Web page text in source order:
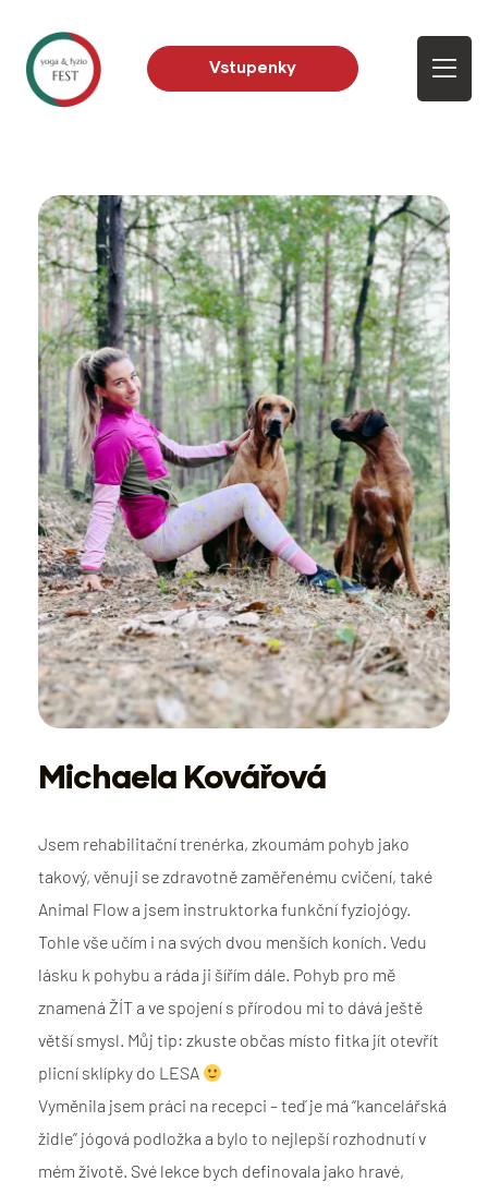
Vstupenky
Michaela Kovářová
Jsem rehabilitační trenérka, zkoumám pohyb jako
takový, věnuji se zdravotně zaměřenému cvičení, také
Animal Flow a jsem instruktorka funkční fyziojógy.
Tohle vše učím i na svých dvou menších koních. Vedu
lásku k pohybu a ráda ji šířím dále. Pohyb pro mě
znamená ŽÍT a ve spojení s přírodou mi to dává ještě
větší smysl. Můj tip: zkuste občas místo fitka jít otevřít
plicní sklípky do LESA
Vyměnila jsem práci na recepci – teď je má “kancelářská
židle” jógová podložka a bylo to nejlepší rozhodnutí v
mém životě. Své lekce bych definovala jako hravé,